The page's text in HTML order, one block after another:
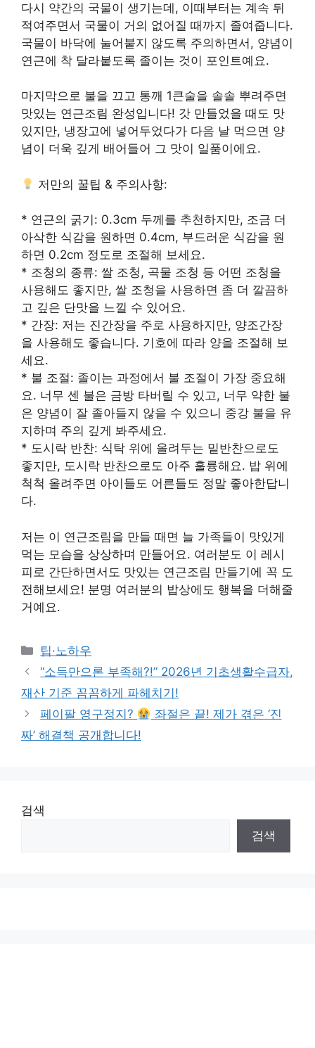
다시 약간의 국물이 생기는데, 이때부터는 계속 뒤
적여주면서 국물이 거의 없어질 때까지 졸여줍니다.
국물이 바닥에 눌어붙지 않도록 주의하면서, 양념이
연근에 착 달라붙도록 졸이는 것이 포인트예요.
마지막으로 불을 끄고 통깨 1큰술을 솔솔 뿌려주면
맛있는 연근조림 완성입니다! 갓 만들었을 때도 맛
있지만, 냉장고에 넣어두었다가 다음 날 먹으면 양
념이 더욱 깊게 배어들어 그 맛이 일품이에요.
저만의 꿀팁 & 주의사항:
* 연근의 굵기: 0.3cm 두께를 추천하지만, 조금 더
아삭한 식감을 원하면 0.4cm, 부드러운 식감을 원
하면 0.2cm 정도로 조절해 보세요.
* 조청의 종류: 쌀 조청, 곡물 조청 등 어떤 조청을
사용해도 좋지만, 쌀 조청을 사용하면 좀 더 깔끔하
고 깊은 단맛을 느낄 수 있어요.
* 간장: 저는 진간장을 주로 사용하지만, 양조간장
을 사용해도 좋습니다. 기호에 따라 양을 조절해 보
세요.
* 불 조절: 졸이는 과정에서 불 조절이 가장 중요해
요. 너무 센 불은 금방 타버릴 수 있고, 너무 약한 불
은 양념이 잘 졸아들지 않을 수 있으니 중강 불을 유
지하며 주의 깊게 봐주세요.
* 도시락 반찬: 식탁 위에 올려두는 밑반찬으로도
좋지만, 도시락 반찬으로도 아주 훌륭해요. 밥 위에
척척 올려주면 아이들도 어른들도 정말 좋아한답니
다.
저는 이 연근조림을 만들 때면 늘 가족들이 맛있게
먹는 모습을 상상하며 만들어요. 여러분도 이 레시
피로 간단하면서도 맛있는 연근조림 만들기에 꼭 도
전해보세요! 분명 여러분의 밥상에도 행복을 더해줄
거예요.
Categories
팁·노하우
“소득만으론 부족해?!” 2026년 기초생활수급자,
재산 기준 꼼꼼하게 파헤치기!
페이팔 영구정지?
좌절은 끝! 제가 겪은 ‘진
짜’ 해결책 공개합니다!
검색
검색